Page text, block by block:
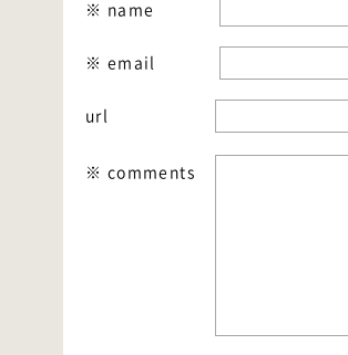
※ name
※ email
url
※ comments